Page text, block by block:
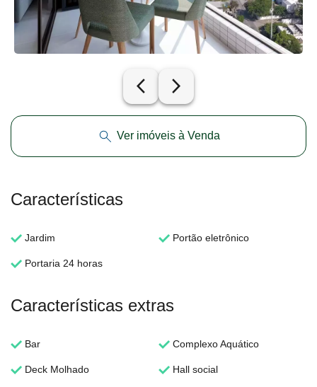
arrow_back_ios_new arrow_forward_ios
Ver imóveis à Venda
Características
Jardim Portão eletrônico
Portaria 24 horas
Características extras
Bar Complexo Aquático
Deck Molhado Hall social